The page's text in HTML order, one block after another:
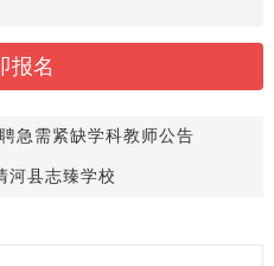
急需紧缺学科教师公告
河县志臻学校